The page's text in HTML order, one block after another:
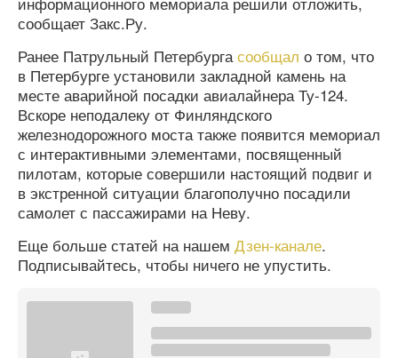
сообщает Закс.Ру.
Ранее Патрульный Петербургасообщал о том, что
в Петербурге установили закладной камень на
месте аварийной посадки авиалайнера Ту-124.
Вскоре неподалеку от Финляндского
железнодорожного моста также появится мемориал
с интерактивными элементами, посвященный
пилотам, которые совершили настоящий подвиг и
в экстренной ситуации благополучно посадили
самолет с пассажирами на Неву.
Еще больше статей на нашем Дзен-канале.
Подписывайтесь, чтобы ничего не упустить.